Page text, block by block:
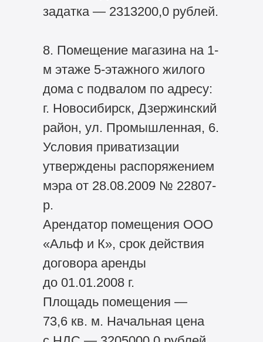
задатка — 2313200,0 рублей.
8. Помещение магазина на 1-
м этаже 5-этажного жилого
дома с подвалом по адресу:
г. Новосибирск, Дзержинский
район, ул. Промышленная, 6.
Условия приватизации
утверждены распоряжением
мэра от 28.08.2009 № 22807-
р.
Арендатор помещения ООО
«Альф и К», срок действия
договора аренды
до 01.01.2008 г.
Площадь помещения —
73,6 кв. м. Начальная цена